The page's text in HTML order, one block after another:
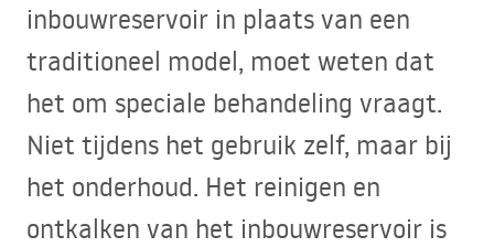
inbouwreservoir in plaats van een
traditioneel model, moet weten dat
het om speciale behandeling vraagt.
Niet tijdens het gebruik zelf, maar bij
het onderhoud. Het reinigen en
ontkalken van het inbouwreservoir is